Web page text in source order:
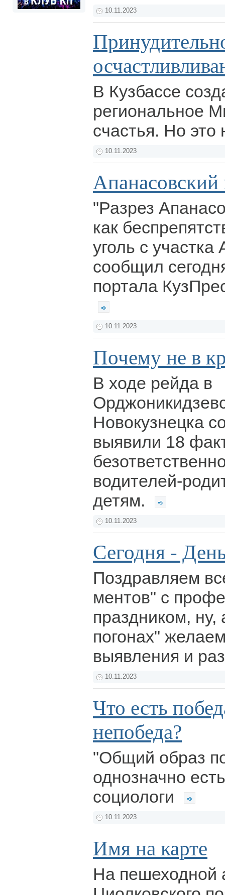
10.11.2023
В Кузбассе
региональное
счастья. Но это
10.11.2023
"Разрез
как
уголь с участка
сообщил
портала
10.11.2023
Почему не в
В ходе рейда в
Новокузнецка
выявили 18
водителей-
детям.
10.11.2023
Сегодня -
Поздравляем
ментов" с
праздником, ну,
погонах"
выявления и
10.11.2023
Что есть
непобеда?
"Общий образ
однозначно
социологи
10.11.2023
Имя на карте
На пешеходной